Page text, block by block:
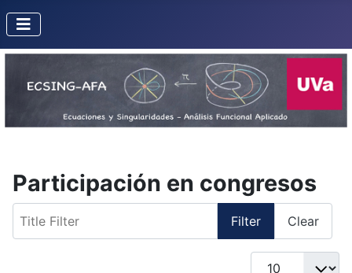
Participación en congresos
Filter Clear
Display #